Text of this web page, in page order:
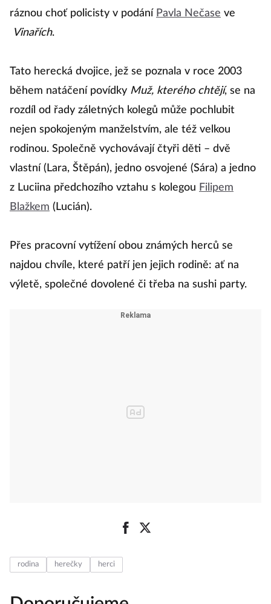
ráznou choť policisty v podání Pavla Nečase ve
Vinařích.
Tato herecká dvojice, jež se poznala v roce 2003
během natáčení povídky Muž, kterého chtějí, se na
rozdíl od řady záletných kolegů může pochlubit
nejen spokojeným manželstvím, ale též velkou
rodinou. Společně vychovávají čtyři děti – dvě
vlastní (Lara, Štěpán), jedno osvojené (Sára) a jedno
z Luciina předchozího vztahu s kolegou Filipem
Blažkem (Lucián).
Přes pracovní vytížení obou známých herců se
najdou chvíle, které patří jen jejich rodině: ať na
výletě, společné dovolené či třeba na sushi party.
rodina herečky herci